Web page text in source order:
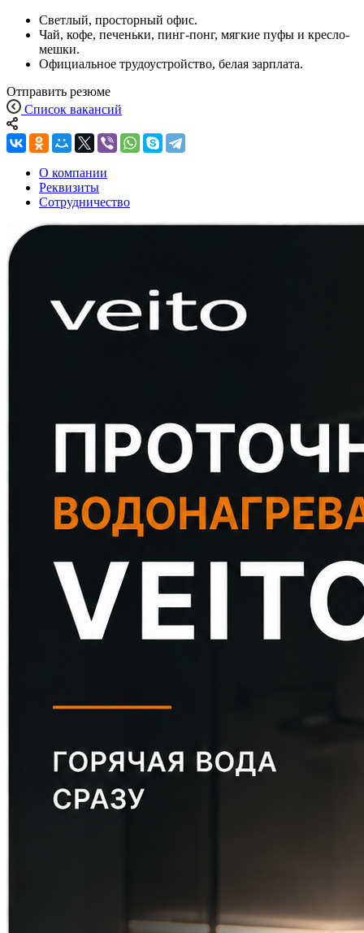
Светлый, просторный офис.
Чай, кофе, печеньки, пинг-понг, мягкие пуфы и кресло-
мешки.
Официальное трудоустройство, белая зарплата.
Отправить резюме
Список вакансий
О компании
Реквизиты
Сотрудничество